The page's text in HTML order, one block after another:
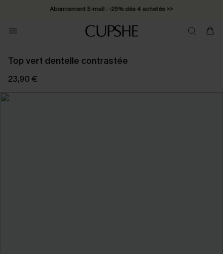
Abonnement E-mail : -25% dès 4 achetés >>
Top vert dentelle contrastée
23,90 €